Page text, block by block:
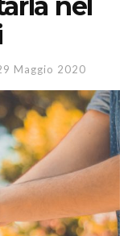
Maggio 2020